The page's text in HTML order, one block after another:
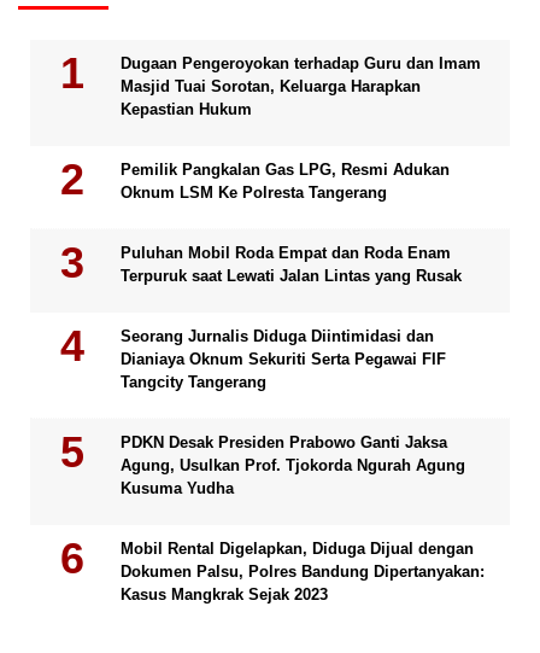
Dugaan Pengeroyokan terhadap Guru dan Imam
Masjid Tuai Sorotan, Keluarga Harapkan
Kepastian Hukum
Pemilik Pangkalan Gas LPG, Resmi Adukan
Oknum LSM Ke Polresta Tangerang
Puluhan Mobil Roda Empat dan Roda Enam
Terpuruk saat Lewati Jalan Lintas yang Rusak
Seorang Jurnalis Diduga Diintimidasi dan
Dianiaya Oknum Sekuriti Serta Pegawai FIF
Tangcity Tangerang
PDKN Desak Presiden Prabowo Ganti Jaksa
Agung, Usulkan Prof. Tjokorda Ngurah Agung
Kusuma Yudha
Mobil Rental Digelapkan, Diduga Dijual dengan
Dokumen Palsu, Polres Bandung Dipertanyakan:
Kasus Mangkrak Sejak 2023